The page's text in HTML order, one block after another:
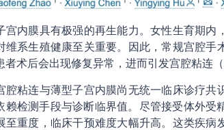
宫内膜具有极强的再生能力。女性生育期
维系生殖健康至关重要。因此，常规宫腔手
者术后会出现修复异常，进而引发宫腔粘连
腔粘连与薄型子宫内膜尚无统一临床诊疗
赖检测手段与诊断临界值。尽管接受体外
至重度，临床干预难度大幅升高。这类疾